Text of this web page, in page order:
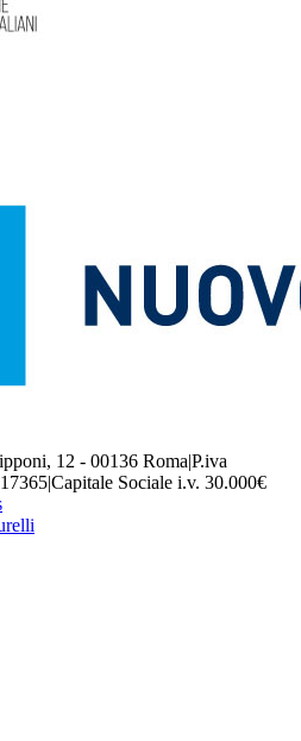
12 - 00136 Roma|P.iva
|Capitale Sociale i.v. 30.000€